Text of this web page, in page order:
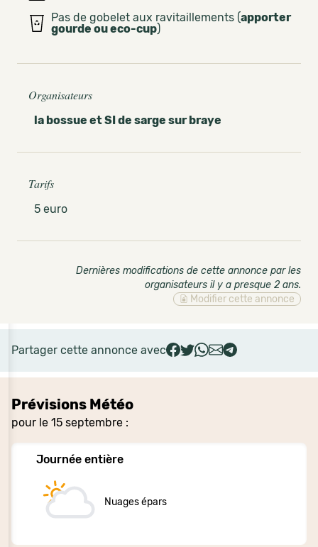
Prévisions Météo
pour le 15 septembre :
Journée entière
Nuages épars
Pas de gobelet aux ravitaillements (apporter
gourde ou eco-cup)
Organisateurs
la bossue et SI de sarge sur braye
Tarifs
5 euro
Dernières modifications de cette annonce par les
organisateurs il y a presque 2 ans.
Modifier cette annonce
Partager cette annonce avec